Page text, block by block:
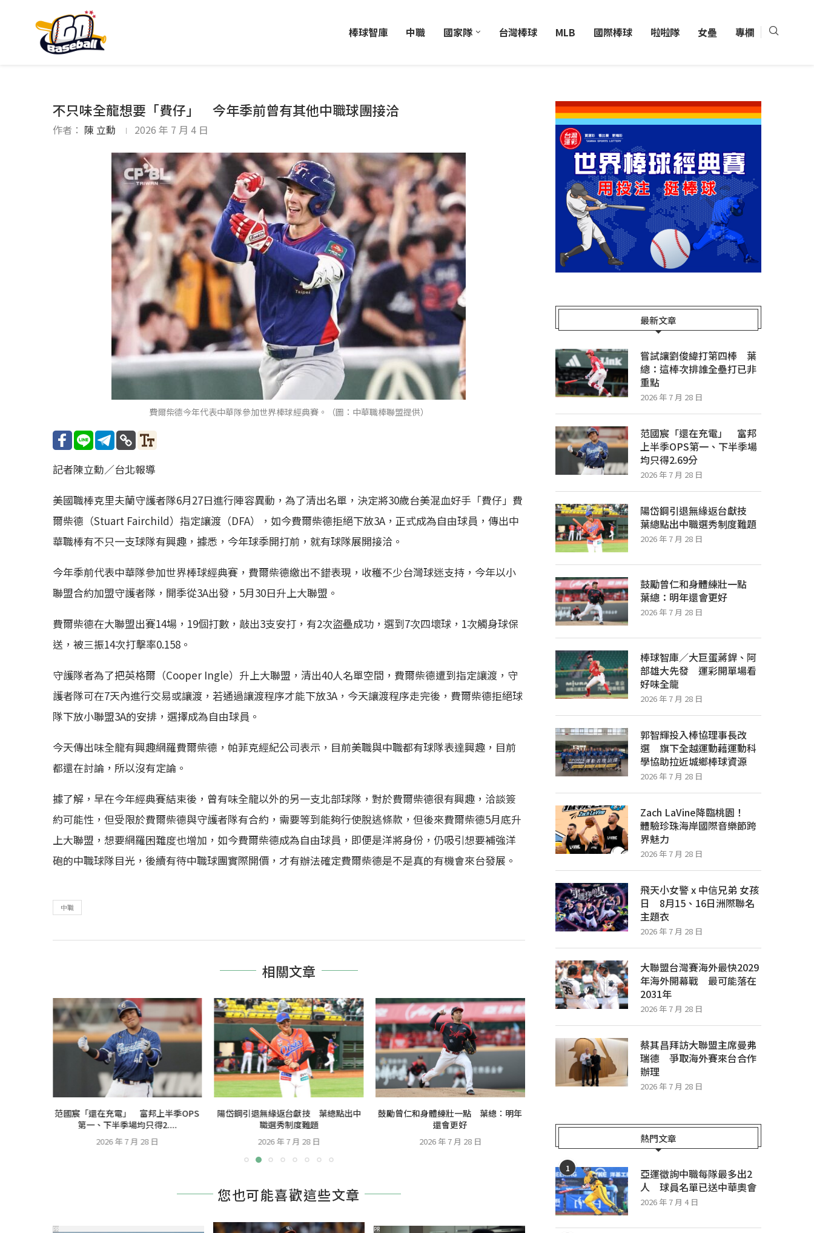
棒球智庫 中職 國家隊 台灣棒球 MLB 國際棒球 啦啦隊 女壘 專欄
不只味全龍想要「費仔」 今年季前曾有其他中職球團接洽
作者： 陳 立勳 2026 年 7 月 4 日
費爾柴德今年代表中華隊參加世界棒球經典賽。（圖：中華職棒聯盟提供）
記者陳立勳／台北報導
美國職棒克里夫蘭守護者隊6月27日進行陣容異動，為了清出名單，決定將30歲台美混血好手「費仔」費
爾柴德（Stuart Fairchild）指定讓渡（DFA），如今費爾柴德拒絕下放3A，正式成為自由球員，傳出中
華職棒有不只一支球隊有興趣，據悉，今年球季開打前，就有球隊展開接洽。
今年季前代表中華隊參加世界棒球經典賽，費爾柴德繳出不錯表現，收穫不少台灣球迷支持，今年以小
聯盟合約加盟守護者隊，開季從3A出發，5月30日升上大聯盟。
費爾柴德在大聯盟出賽14場，19個打數，敲出3支安打，有2次盜壘成功，選到7次四壞球，1次觸身球保
送，被三振14次打擊率0.158。
守護隊者為了把英格爾（Cooper Ingle）升上大聯盟，清出40人名單空間，費爾柴德遭到指定讓渡，守
護者隊可在7天內進行交易或讓渡，若通過讓渡程序才能下放3A，今天讓渡程序走完後，費爾柴德拒絕球
隊下放小聯盟3A的安排，選擇成為自由球員。
今天傳出味全龍有興趣網羅費爾柴德，帕菲克經紀公司表示，目前美職與中職都有球隊表達興趣，目前
都還在討論，所以沒有定論。
據了解，早在今年經典賽結束後，曾有味全龍以外的另一支北部球隊，對於費爾柴德很有興趣，洽談簽
約可能性，但受限於費爾柴德與守護者隊有合約，需要等到能夠行使脫逃條款，但後來費爾柴德5月底升
上大聯盟，想要網羅困難度也增加，如今費爾柴德成為自由球員，即便是洋將身份，仍吸引想要補強洋
砲的中職球隊目光，後續有待中職球團實際開價，才有辦法確定費爾柴德是不是真的有機會來台發展。
中職
相關文章
范國宸「還在充電」 富邦上半季OPS
第一、下半季場均只得2....
2026 年 7 月 28 日
陽岱鋼引退無緣返台獻技 葉總點出中
職選秀制度難題
2026 年 7 月 28 日
鼓勵曾仁和身體練壯一點 葉總：明年
還會更好
2026 年 7 月 28 日
發 運彩開單場看好味全龍
2026 年 7 月 28 日
15、16日洲際聯名主
您也可能喜歡這些文章
PR PR
最新文章
嘗試讓劉俊緯打第四棒 葉
總：這棒次排誰全壘打已非
重點
2026 年 7 月 28 日
范國宸「還在充電」 富邦
上半季OPS第一、下半季場
均只得2.69分
2026 年 7 月 28 日
陽岱鋼引退無緣返台獻技
葉總點出中職選秀制度難題
2026 年 7 月 28 日
鼓勵曾仁和身體練壯一點
葉總：明年還會更好
2026 年 7 月 28 日
棒球智庫／大巨蛋蔣銲、阿
部雄大先發 運彩開單場看
好味全龍
2026 年 7 月 28 日
郭智輝投入棒協理事長改
選 旗下全越運動藉運動科
學協助拉近城鄉棒球資源
2026 年 7 月 28 日
Zach LaVine降臨桃園！
體驗珍珠海岸國際音樂節跨
界魅力
2026 年 7 月 28 日
飛天小女警 x 中信兄弟 女孩
日 8月15、16日洲際聯名
主題衣
2026 年 7 月 28 日
大聯盟台灣賽海外最快2029
年海外開幕戰 最可能落在
2031年
2026 年 7 月 28 日
蔡其昌拜訪大聯盟主席曼弗
瑞德 爭取海外賽來台合作
辦理
2026 年 7 月 28 日
熱門文章
1
亞運徵詢中職每隊最多出2
人 球員名單已送中華奧會
2026 年 7 月 4 日